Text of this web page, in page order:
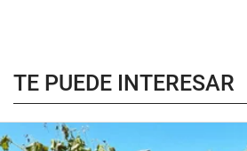
TE PUEDE INTERESAR